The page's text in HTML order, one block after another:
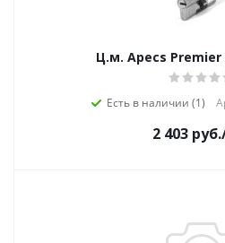
Ц.м. Apecs Premier
Есть в наличии (1)
2 403 руб.